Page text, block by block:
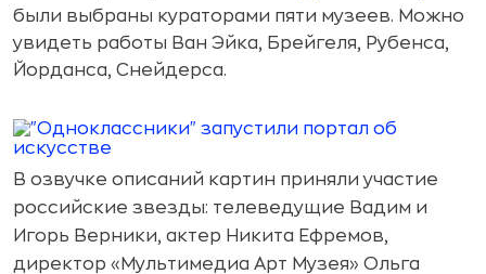
были выбраны кураторами пяти музеев. Можно
увидеть работы Ван Эйка, Брейгеля, Рубенса,
Йорданса, Снейдерса.
В озвучке описаний картин приняли участие
российские звезды: телеведущие Вадим и
Игорь Верники, актер Никита Ефремов,
директор «Мультимедиа Арт Музея» Ольга